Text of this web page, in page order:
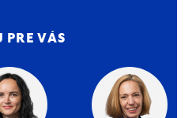
PRE VÁS